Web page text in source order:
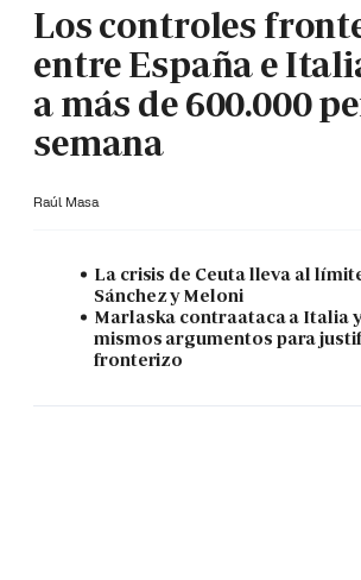
Los controles
entre España e
a más de 600.000
semana
Raúl Masa
La crisis de Ceuta lleva al
Sánchez y Meloni
Marlaska contraataca a Italia
mismos argumentos para
fronterizo